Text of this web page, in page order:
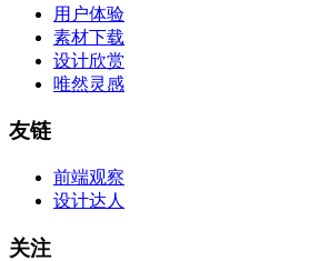
用户体验
素材下载
设计欣赏
唯然灵感
友链
前端观察
设计达人
关注